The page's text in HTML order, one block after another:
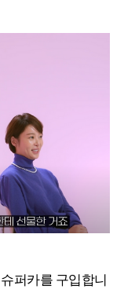
퍼카를 구입합니